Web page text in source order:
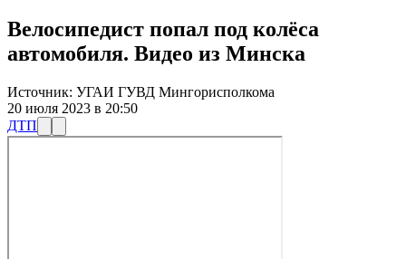
Велосипедист попал под колёса
автомобиля. Видео из Минска
Источник: УГАИ ГУВД Мингорисполкома
20 июля 2023 в 20:50
ДТП